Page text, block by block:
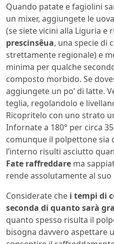
Quando patate e fagiolini
un mixer, aggiungete le
(se siete vicini alla Liguria e
prescinsêua, una specie di
strettamente regionale) e
minima per qualche
composto morbido. Se
aggiungete un po’ di latte.
teglia, regolandolo e
Ricopritelo con uno strato
Infornate a 180° per circa
comunque il polpettone sia
l’interno risulti asciutto
Fate raffreddare ma
rende assolutamente al suo
Considerate che i tempi di
seconda di quanto sarà
quanto spesso risulta il
bisogna davvero aspettare